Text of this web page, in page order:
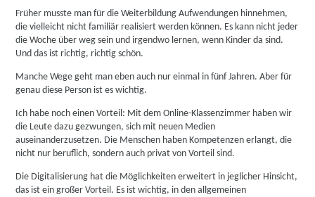
Früher musste man für die Weiterbildung Aufwendungen hinnehmen,
die vielleicht nicht familiär realisiert werden können. Es kann nicht jeder
die Woche über weg sein und irgendwo lernen, wenn Kinder da sind.
Und das ist richtig, richtig schön.
Manche Wege geht man eben auch nur einmal in fünf Jahren. Aber für
genau diese Person ist es wichtig.
Ich habe noch einen Vorteil: Mit dem Online-Klassenzimmer haben wir
die Leute dazu gezwungen, sich mit neuen Medien
auseinanderzusetzen. Die Menschen haben Kompetenzen erlangt, die
nicht nur beruflich, sondern auch privat von Vorteil sind.
Die Digitalisierung hat die Möglichkeiten erweitert in jeglicher Hinsicht,
das ist ein großer Vorteil. Es ist wichtig, in den allgemeinen